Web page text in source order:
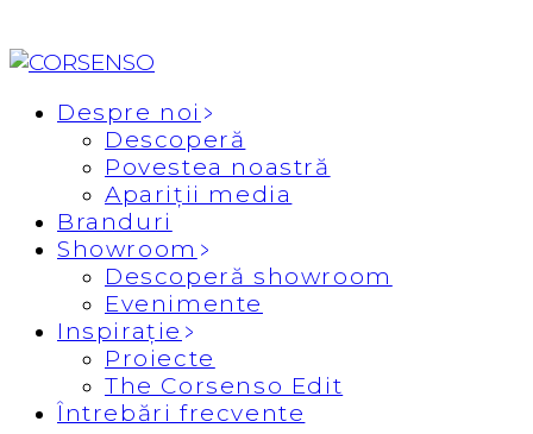
Despre noi
Descoperă
Povestea noastră
Apariții media
Branduri
Showroom
Descoperă showroom
Evenimente
Inspirație
Proiecte
The Corsenso Edit
Întrebări frecvente